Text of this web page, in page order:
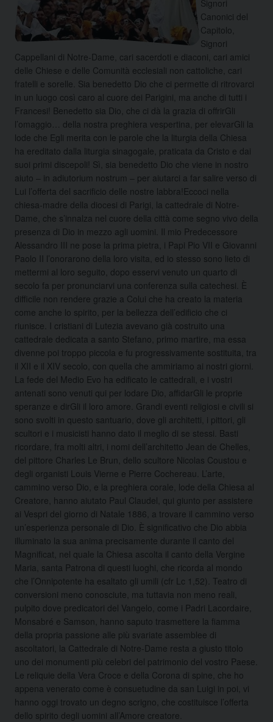
Signori
Canonici del
Capitolo,
Signori
Cappellani di Notre-Dame, cari sacerdoti e diaconi, cari amici
delle Chiese e delle Comunità ecclesiali non cattoliche, cari
fratelli e sorelle. Sia benedetto Dio che ci permette di ritrovarci
in un luogo così caro al cuore dei Parigini, ma anche di tutti i
Francesi! Benedetto sia Dio, che ci dà la grazia di offrirGli
l’omaggio…
della nostra preghiera vespertina, per elevarGli la
lode che Egli merita con le parole che la liturgia della Chiesa
ha ereditato dalla liturgia sinagogale, praticata da Cristo e dai
suoi primi discepoli! Sì, sia benedetto Dio che viene in nostro
aiuto – in adiutorium nostrum – per aiutarci a far salire verso di
Lui l’offerta del sacrificio delle nostre labbra!Eccoci nella
chiesa-madre della diocesi di Parigi, la cattedrale di Notre-
Dame, che s’innalza nel cuore della città come segno vivo della
presenza di Dio in mezzo agli uomini. Il mio Predecessore
Alessandro III ne pose la prima pietra, i Papi Pio VII e Giovanni
Paolo II l’onorarono della loro visita, ed io stesso sono lieto di
mettermi al loro seguito, dopo esservi venuto un quarto di
secolo fa per pronunciarvi una conferenza sulla catechesi. È
difficile non rendere grazie a Colui che ha creato la materia
come anche lo spirito, per la bellezza dell’edificio che ci
riunisce. I cristiani di Lutezia avevano già costruito una
cattedrale dedicata a santo Stefano, primo martire, ma essa
divenne poi troppo piccola e fu progressivamente sostituita, tra
il XII e il XIV secolo, con quella che ammiriamo ai nostri giorni.
La fede del Medio Evo ha edificato le cattedrali, e i vostri
antenati sono venuti qui per lodare Dio, affidarGli le proprie
speranze e dirGli il loro amore. Grandi eventi religiosi e civili si
sono svolti in questo santuario, dove gli architetti, i pittori, gli
scultori e i musicisti hanno dato il meglio di se stessi. Basti
ricordare, fra molti altri, i nomi dell’architetto Jean de Chelles,
del pittore Charles Le Brun, dello scultore Nicolas Coustou e
degli organisti Louis Vierne e Pierre Cochereau. L’arte,
cammino verso Dio, e la preghiera corale, lode della Chiesa al
Creatore, hanno aiutato Paul Claudel, qui giunto per assistere
ai Vespri del giorno di Natale 1886, a trovare il cammino verso
un’esperienza personale di Dio. È significativo che Dio abbia
illuminato la sua anima precisamente durante il canto del
Magnificat, nel quale la Chiesa ascolta il canto della Vergine
Maria, santa Patrona di questi luoghi, che ricorda al mondo
che l’Onnipotente ha esaltato gli umili (cfr Lc 1,52). Teatro di
conversioni meno conosciute, ma tuttavia non meno reali,
pulpito dove predicatori del Vangelo, come i Padri Lacordaire,
Monsabré e Samson, hanno saputo trasmettere la fiamma
della propria passione alle più svariate assemblee di
ascoltatori, la Cattedrale di Notre-Dame resta a giusto titolo
uno dei monumenti più celebri del patrimonio del vostro Paese.
Le reliquie della Vera Croce e della Corona di spine, che ho
appena venerato come è consuetudine da san Luigi in poi, vi
hanno oggi trovato un degno scrigno, che costituisce l’offerta
dello spirito degli uomini all’Amore creatore.